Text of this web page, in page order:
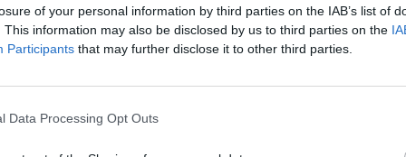
of your personal information by third parties on the IAB’s list of
This information may also be disclosed by us to third parties on the
Participants that may further disclose it to other third parties.
Data Processing Opt Outs
is van az oroszokkal?
jelentős károkat okoznak, miközben az orosz fél azt
vallottak. Vissza-visszatér az államcsőd lehetősége is,